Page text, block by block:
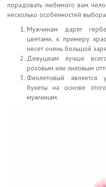
порадовать любимого вам
несколько особенностей
Мужчинам дарят
цветами, к примеру
несет очень большой
Девушкам лучше
розовым или лиловым
Фиолетовый является
букеты на основе
мужчинам.